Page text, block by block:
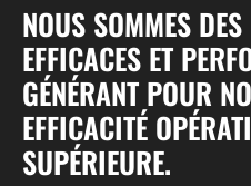
NOUS SOMMES
EFFICACES ET
GÉNÉRANT POUR
EFFICACITÉ
SUPÉRIEURE.